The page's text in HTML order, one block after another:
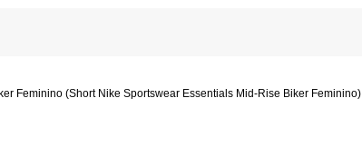
Feminino (Short Nike Sportswear Essentials Mid-Rise Biker Feminino)